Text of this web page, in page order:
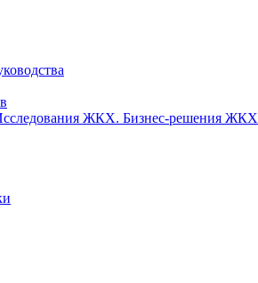
ЖКХ. Бизнес-решения ЖКХ